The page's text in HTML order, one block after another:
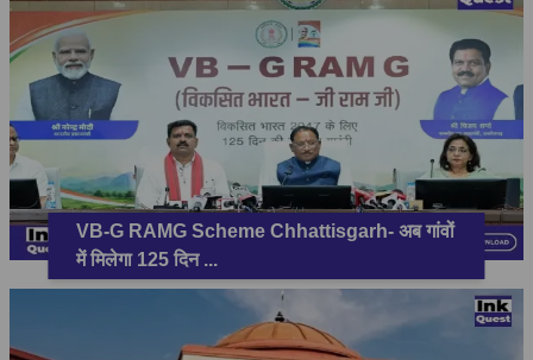
VB-G RAMG Scheme Chhattisgarh- अब गांवों
में मिलेगा 125 दिन ...